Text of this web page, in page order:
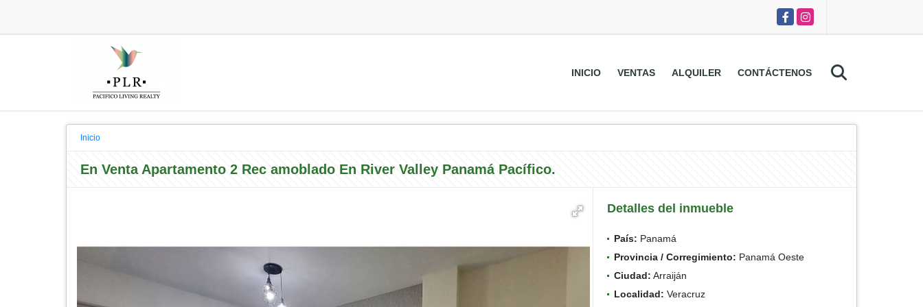
FacebookInstagram
INICIO VENTAS ALQUILER CONTÁCTENOS
Inicio
En Venta Apartamento 2 Rec amoblado En River Valley Panamá Pacífico.
Detalles del inmueble
País: Panamá
Provincia / Corregimiento: Panamá Oeste
Ciudad: Arraiján
Localidad: Veracruz